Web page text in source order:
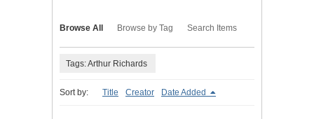
Browse All Browse by Tag Search Items
Tags: Arthur Richards
Sort by: Title Creator Date Added